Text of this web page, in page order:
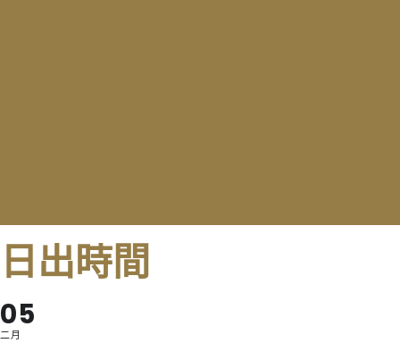
日出時間
05
二月